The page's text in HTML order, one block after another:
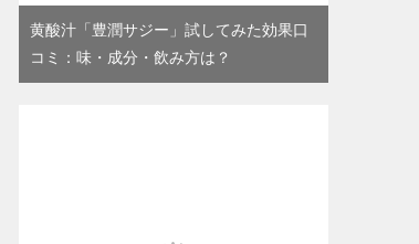
黄酸汁「豊潤サジー」試してみた効果口
コミ：味・成分・飲み方は？